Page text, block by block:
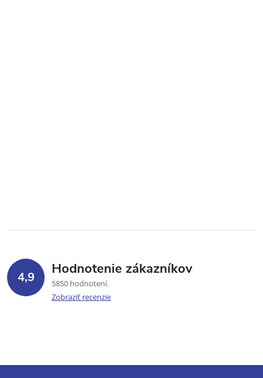
4,9 Hodnotenie zákazníkov
5850 hodnotení
Zobraziť recenzie